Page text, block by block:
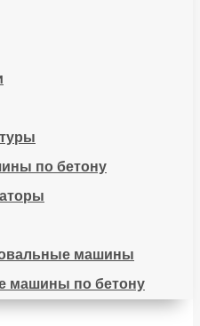
по бетону
машины
машины по бетону